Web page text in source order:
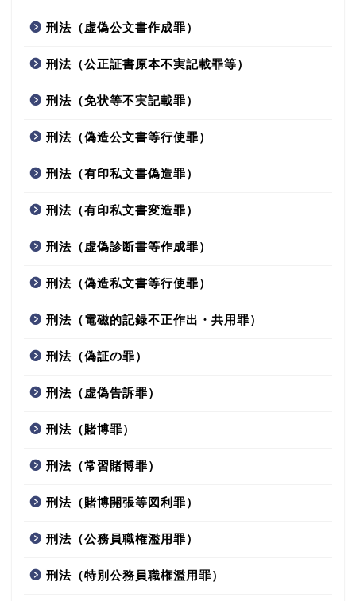
刑法（虚偽公文書作成罪）
刑法（公正証書原本不実記載罪等）
刑法（免状等不実記載罪）
刑法（偽造公文書等行使罪）
刑法（有印私文書偽造罪）
刑法（有印私文書変造罪）
刑法（虚偽診断書等作成罪）
刑法（偽造私文書等行使罪）
刑法（電磁的記録不正作出・共用罪）
刑法（偽証の罪）
刑法（虚偽告訴罪）
刑法（賭博罪）
刑法（常習賭博罪）
刑法（賭博開張等図利罪）
刑法（公務員職権濫用罪）
刑法（特別公務員職権濫用罪）